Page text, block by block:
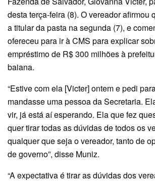
desta terça-feira (8). O vereador afirmou
a titular da pasta na segunda (7), e
ofereceu para ir à CMS para explicar
empréstimo de R$ 300 milhões à
baiana.
“Estive com ela [Victer] ontem e pedi
mandasse uma pessoa da Secretaria.
vir, já está aí esperando. Ela que fez
quer tirar todas as dúvidas de todos os
qualquer que seja o vereador, tanto de
de governo”, disse Muniz.
“A expectativa é tirar as dúvidas dos